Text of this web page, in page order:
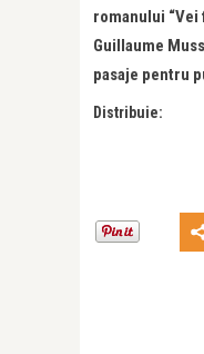
romanului “Vei
Guillaume
pasaje pentru
Distribuie: